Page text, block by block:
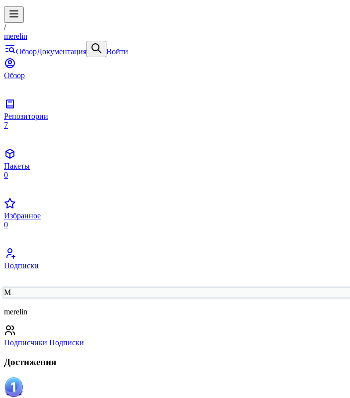
/
merelin
ОбзорДокументация Войти
Обзор
Репозитории
7
Пакеты
0
Избранное
0
Подписки
M
merelin
Подписчики Подписки
Достижения